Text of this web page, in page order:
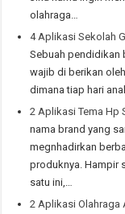
olahraga…
4 Aplikasi Sekolah
Sebuah pendidikan
wajib di berikan
dimana tiap hari
2 Aplikasi Tema Hp
nama brand yang
megnhadirkan
produknya. Hampir
satu ini,…
2 Aplikasi Olahraga